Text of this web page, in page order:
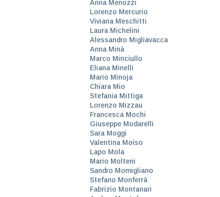
Anna Menozzi
Lorenzo Mercurio
Viviana Meschitti
Laura Michelini
Alessandro Migliavacca
Anna Minà
Marco Minciullo
Eliana Minelli
Mario Minoja
Chiara Mio
Stefania Mittiga
Lorenzo Mizzau
Francesca Mochi
Giuseppe Modarelli
Sara Moggi
Valentina Moiso
Lapo Mola
Mario Molteni
Sandro Momigliano
Stefano Monferrà
Fabrizio Montanari